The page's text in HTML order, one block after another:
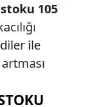
105
ile